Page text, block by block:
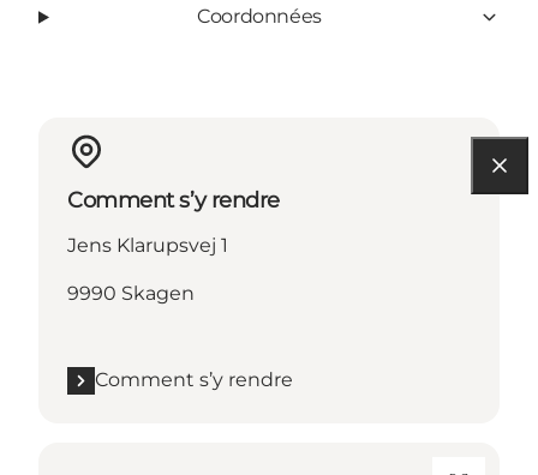
Coordonnées
Comment s’y rendre
Jens Klarupsvej 1
9990 Skagen
Comment s’y rendre